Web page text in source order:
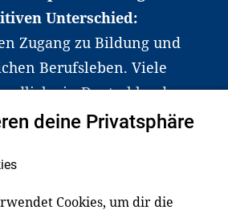
Unterschied:
Zugang zu Bildung und
Berufsleben. Viele
in Deutschland
Schwierigkeiten dabei.
an Erzieher*innen,
andere
deine Privatsphäre
Cookies, um dir die